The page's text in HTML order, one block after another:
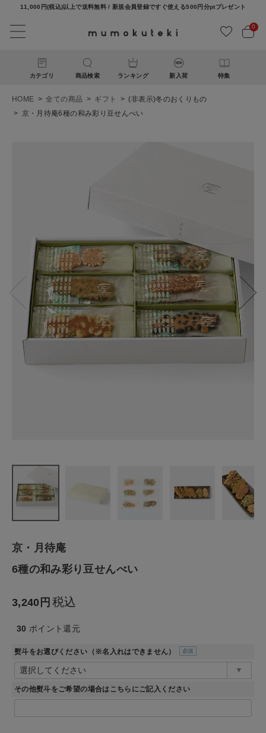
11,000円(税込)以上で送料無料 / 新規会員登録ですぐ使える500円分ptプレゼント
0
カテゴリ 商品検索 ランキング 新入荷 特集
ログイン 新規会員登録
京・月待庵
ナチュラル服
ファッション雑貨
生活雑貨
ブランド
全ての商品
HOME 全ての商品 ギフト
(非表示)冬のおくりもの
京・月待庵6種の和み彩り豆せんべい
京・月待庵
6種の和み彩り豆せんべい
3,240 税込
30 ポイント還元
熨斗をお選びください（※名入れはできません）
(必
その他熨斗をご希望の場合はこちらにご記入ください